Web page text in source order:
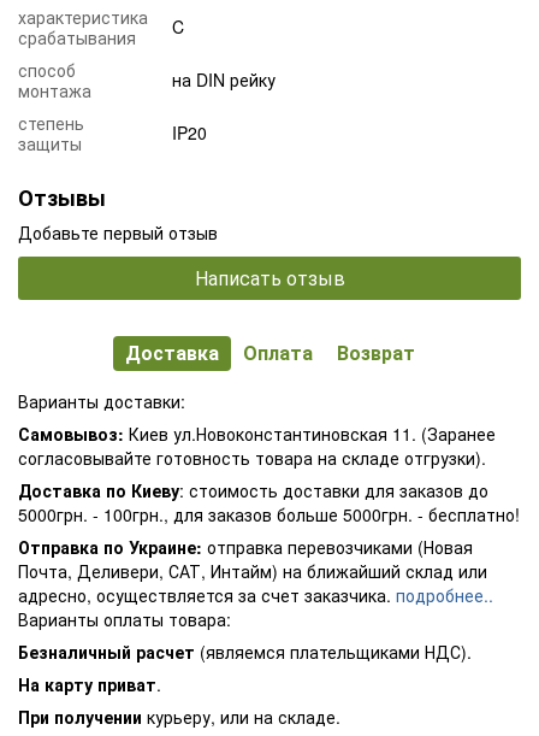
характеристика
срабатывания
C
способ
монтажа
на DIN рейку
степень
защиты
IP20
Отзывы
Добавьте первый отзыв
Написать отзыв
Доставка Оплата Возврат
Варианты доставки:
Самовывоз: Киев ул.Новоконстантиновская 11. (Заранее
согласовывайте готовность товара на складе отгрузки).
Доставка по Киеву: стоимость доставки для заказов до
5000грн. - 100грн., для заказов больше 5000грн. - бесплатно!
Отправка по Украине: отправка перевозчиками (Новая
Почта, Деливери, САТ, Интайм) на ближайший склад или
адресно, осуществляется за счет заказчика. подробнее..
Варианты оплаты товара:
Безналичный расчет (являемся плательщиками НДС).
На карту приват.
При получении курьеру, или на складе.